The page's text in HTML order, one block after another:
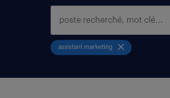
assistant marketing